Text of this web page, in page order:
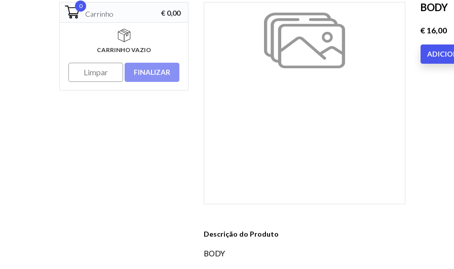
0
Carrinho € 0,00
CARRINHO VAZIO
Limpar FINALIZAR
BODY
€ 16,00
Descrição do Produto
BODY